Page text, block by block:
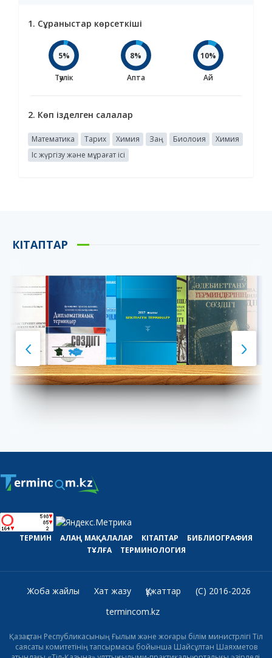
1. Сұраныстар көрсеткіші
5%
Тәулік
8%
Апта
10%
Ай
2. Көп ізделген салалар
Математика Тарих Химия Заң Биолоия
Химия
Іс жүргізу және мұрағат ісі
КІТАПТАР
ТЕРМИН АЛАҢ МАҚАЛАЛАР КІТАПТАР
БИБЛИОГРАФИЯ
ТҰЛҒА
ТЕРМИНОЛОГИЯ
Жоба жайлы Хат жазу Құжаттар
(C) 2016-2026
termincom.kz
Қазақстан Республикасының Ғылым және жоғары білім министрлігі Тіл
саясаты комитетінің тапсырмасы бойынша Шайсұлтан Шаяхметов